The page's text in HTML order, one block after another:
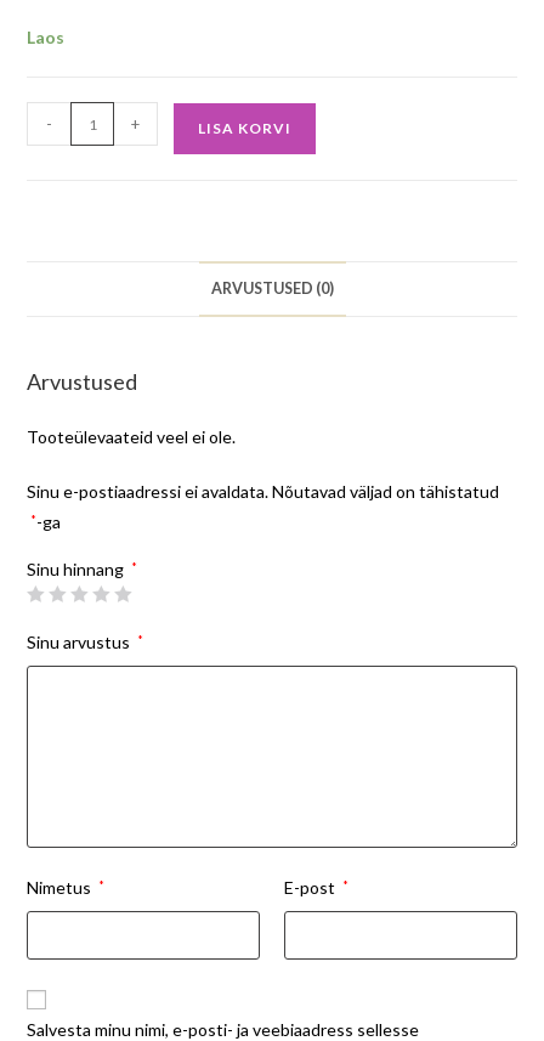
Laos
- + LISA KORVI
ARVUSTUSED (0)
Arvustused
Tooteülevaateid veel ei ole.
Sinu e-postiaadressi ei avaldata. Nõutavad väljad on tähistatud
*-ga
Sinu hinnang *
Sinu arvustus *
Nimetus * E-post *
Salvesta minu nimi, e-posti- ja veebiaadress sellesse